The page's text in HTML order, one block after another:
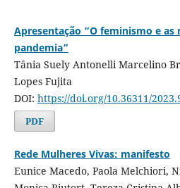
Apresentação “O feminismo e
pandemia”
Tânia Suely Antonelli Marcelino
Lopes Fujita
DOI: https://doi.org/10.36311/
PDF
Rede Mulheres Vivas: manifesto
Eunice Macedo, Paola Melchiori,